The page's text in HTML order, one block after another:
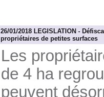
26/01/2018 LEGISLATION -
propriétaires de petites surfaces
Les
de 4 ha
peuvent